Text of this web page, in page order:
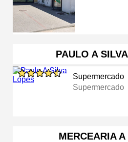
PAULO A
Supermercado
Supermercado
MERCEARIA A